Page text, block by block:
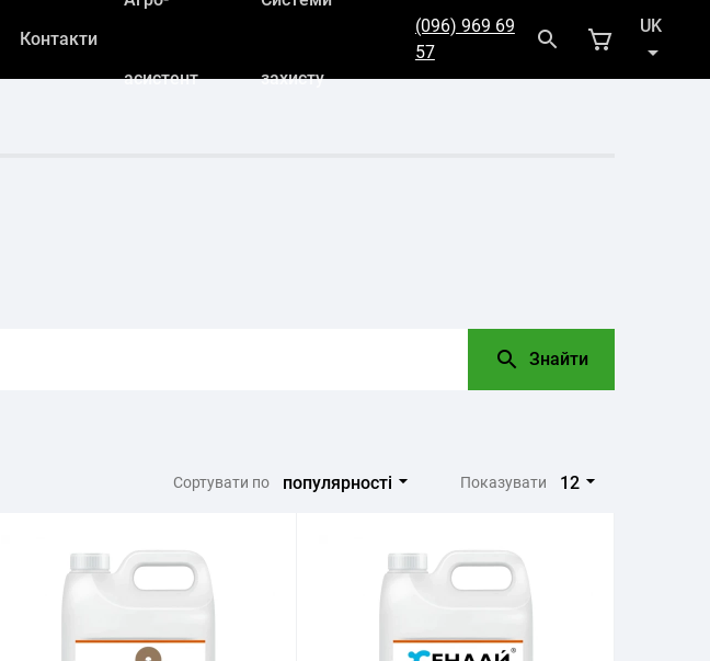
Контакти
асистент захисту
(096) 969 69
57
UK
RU
Знайти
Cортувати по популярності Показувати 12